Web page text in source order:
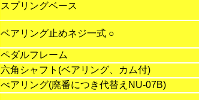
スプリングベース
ベアリング止めネジ一式 ○
ペダルフレーム
六角シャフト(ベアリング、カム付)
べアリング(廃番につき代替えNU-07B)